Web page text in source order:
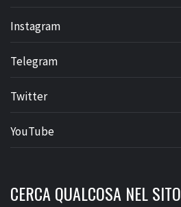
Instagram
Telegram
Twitter
YouTube
CERCA QUALCOSA NEL SITO